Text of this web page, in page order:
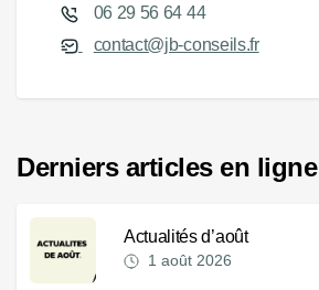
06 29 56 64 44
contact@jb-conseils.fr
Derniers articles en ligne
Actualités d’août
1 août 2026